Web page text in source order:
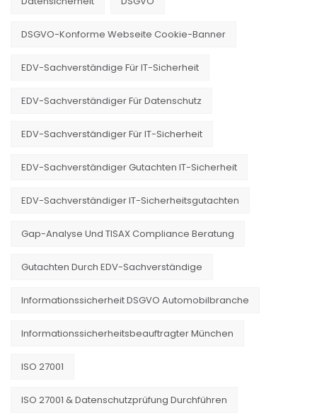
DSGVO-Konforme Webseite Cookie-Banner
EDV-Sachverständige Für IT-Sicherheit
EDV-Sachverständiger Für Datenschutz
EDV-Sachverständiger Für IT-Sicherheit
EDV-Sachverständiger Gutachten IT-Sicherheit
EDV-Sachverständiger IT-Sicherheitsgutachten
Gap-Analyse Und TISAX Compliance Beratung
Gutachten Durch EDV-Sachverständige
Informationssicherheit DSGVO Automobilbranche
Informationssicherheitsbeauftragter München
ISO 27001
ISO 27001 & Datenschutzprüfung Durchführen